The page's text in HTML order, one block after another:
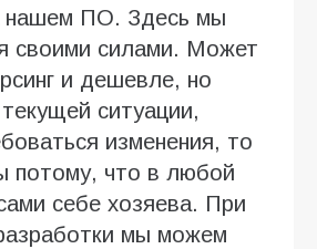
нашем ПО. Здесь мы
своими силами. Может
и дешевле, но
ситуации,
изменения, то
потому, что в любой
себе хозяева. При
мы можем